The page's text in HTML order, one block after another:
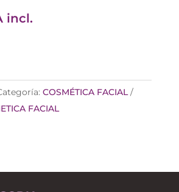
incl.
COSMÉTICA FACIAL
FACIAL